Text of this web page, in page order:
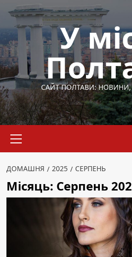
Перейти
вмісту
У
САЙТ ПОЛТАВИ: НОВИНИ,
меню
ДОМАШНЯ 2025 СЕРПЕНЬ
Місяць: Серпень